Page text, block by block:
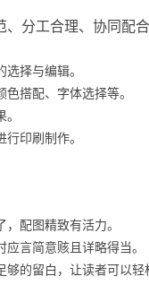
分工合理、协同配
择与编辑。
搭配、字体选择等。
印刷制作。
配图精致有活力。
言简意赅且详略得当。
的留白，让读者可以轻